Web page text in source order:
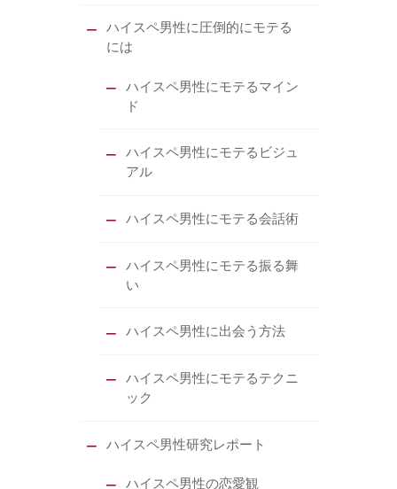
ハイスペ男性に圧倒的にモテる
には
ハイスペ男性にモテるマイン
ド
ハイスペ男性にモテるビジュ
アル
ハイスペ男性にモテる会話術
ハイスペ男性にモテる振る舞
い
ハイスペ男性に出会う方法
ハイスペ男性にモテるテクニ
ック
ハイスペ男性研究レポート
ハイスペ男性の恋愛観